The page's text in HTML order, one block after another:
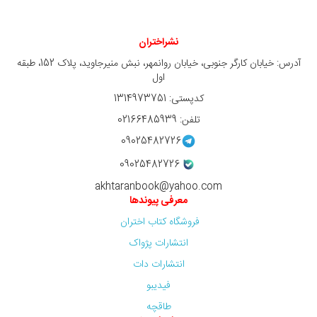
نشراختران
آدرس: خیابان کارگر جنوبی، خیابان روانمهر، نبش منیرجاوید، پلاک 152، طبقه
اول
کدپستی: 1314973751
تلفن: 02166485939
09025482726
09025482726
akhtaranbook@yahoo.com
معرفی پیوندها
فروشگاه کتاب اختران
انتشارات پژواک
انتشارات دات
فیدیبو
طاقچه